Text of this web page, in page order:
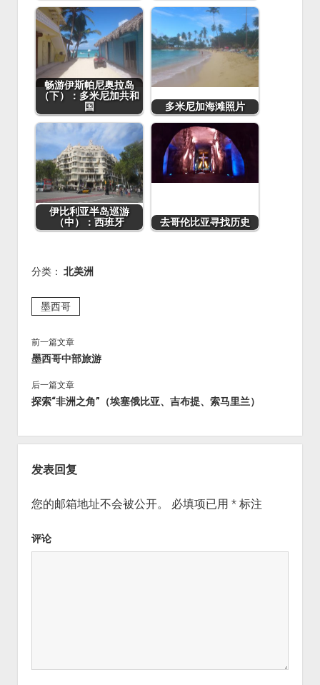
畅游伊斯帕尼奥拉岛
（下）：多米尼加共和
国
多米尼加海滩照片
伊比利亚半岛巡游
（中）：西班牙
去哥伦比亚寻找历史
分类： 北美洲
墨西哥
前一篇文章
墨西哥中部旅游
后一篇文章
探索“非洲之角”（埃塞俄比亚、吉布提、索马里兰）
发表回复
您的邮箱地址不会被公开。 必填项已用 *标注
评论